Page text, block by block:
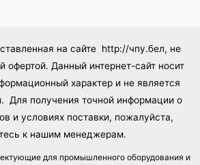
на сайте http://чпу.бел, не
офертой. Данный интернет-сайт носит
характер и не является
Для получения точной информации о
и условиях поставки, пожалуйста,
к нашим менеджерам.
для промышленного оборудования и